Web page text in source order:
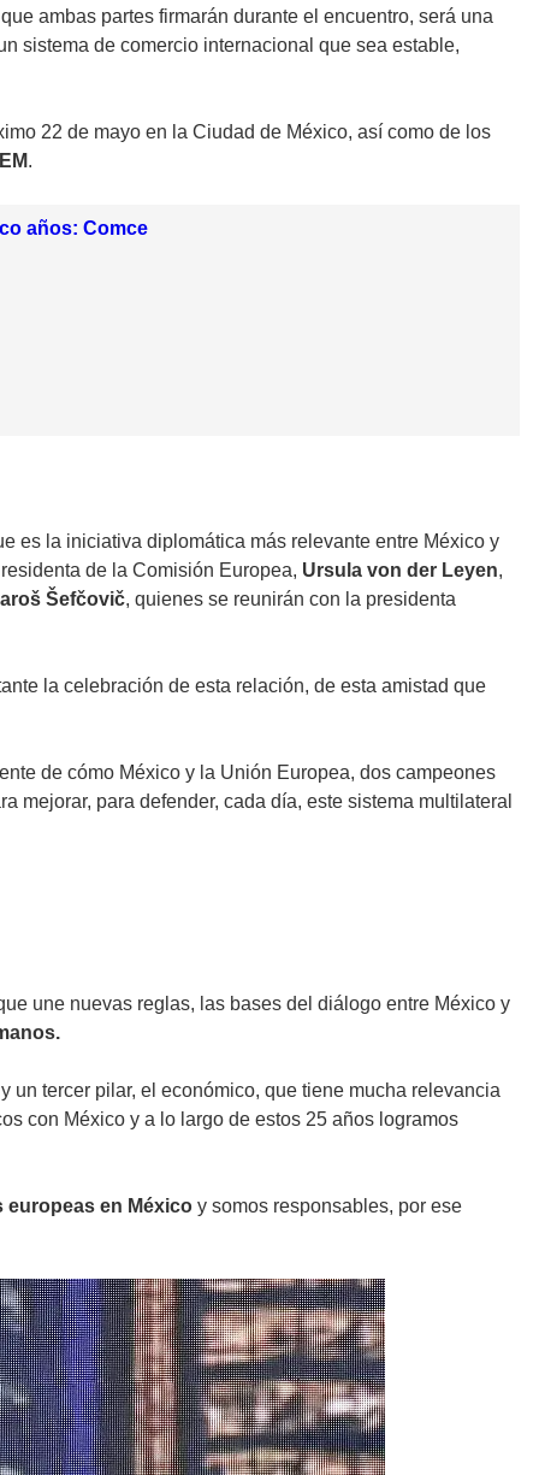
ambas partes firmarán durante el encuentro, será una
sistema de comercio internacional que sea estable,
22 de mayo en la Ciudad de México, así como de los
.
años: Comce
es la iniciativa diplomática más relevante entre México y
de la Comisión Europea, Ursula von der Leyen,
Šefčovič, quienes se reunirán con la presidenta
la celebración de esta relación, de esta amistad que
de cómo México y la Unión Europea, dos campeones
mejorar, para defender, cada día, este sistema multilateral
une nuevas reglas, las bases del diálogo entre México y
un tercer pilar, el económico, que tiene mucha relevancia
con México y a lo largo de estos 25 años logramos
europeas en México y somos responsables, por ese